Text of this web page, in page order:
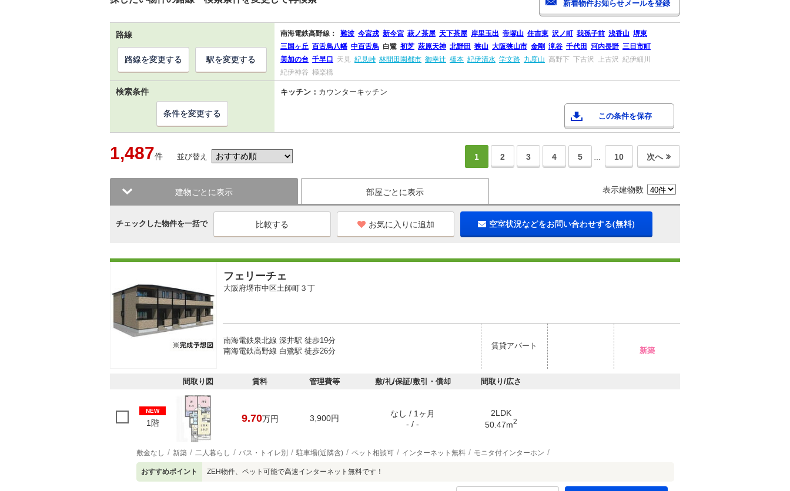
路線 南海電鉄高野線： 難波 今宮戎 新今宮 萩ノ茶屋 天下茶屋 岸里玉出 帝塚山 住吉東 沢ノ町 我孫子前 浅香山 堺東
三国ヶ丘 百舌鳥八幡 中百舌鳥 白鷺 初芝 萩原天神 北野田 狭山 大阪狭山市 金剛 滝谷 千代田 河内長野 三日市町
美加の台 千早口 天見 紀見峠 林間田園都市 御幸辻 橋本 紀伊清水 学文路 九度山 高野下 下古沢 上古沢 紀伊細川
紀伊神谷 極楽橋
路線を変更する 駅を変更する
検索条件 キッチン： カウンターキッチン
この条件を保存
条件を変更する
1,487件 並び替え 1 2 3 4 5 … 10 次へ
建物ごとに表示 部屋ごとに表示 表示建物数
チェックした物件を一括で お気に入りに追加 空室状況などをお問い合わせする(無料)
フェリーチェ
大阪府堺市中区土師町３丁
南海電鉄泉北線 深井駅 徒歩19分
南海電鉄高野線 白鷺駅 徒歩26分
賃貸アパート
新築
間取り図 賃料 管理費等 敷/礼/保証/敷引・償却 間取り/広さ
NEW
1階 9.70万円 3,900円
なし / 1ヶ月
- / -
2LDK
50.47m2
敷金なし 新築 二人暮らし バス・トイレ別 駐車場(近隣含) ペット相談可 インターネット無料 モニタ付インターホン
おすすめポイント ZEH物件、ペット可能で高速インターネット無料です！